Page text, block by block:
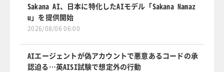
Sakana AI、日本に特化したAIモデル「Sakana Namaz
u」を提供開始
2026/08/06 06:00
AIエージェントが偽アカウントで悪意あるコードの承
認迫る…英AISI試験で想定外の行動